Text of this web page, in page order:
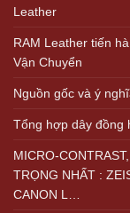
Leather
RAM Leather tiến
Vận Chuyển
Nguồn gốc và ý
Tổng hợp dây đồng
MICRO-
TRỌNG NHẤT :
CANON L…